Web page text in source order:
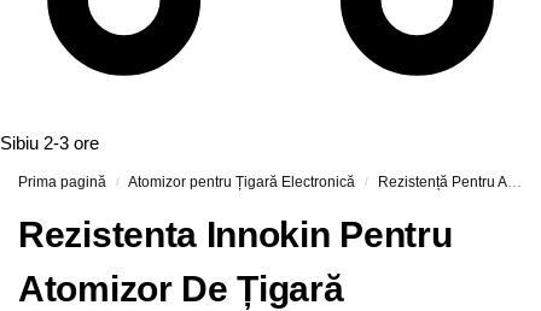
Sibiu 2-3 ore
Prima pagină / Atomizor pentru Țigară Electronică / Rezistență Pentru Atomizor De Țigară Electronică
Rezistenta Innokin Pentru
Atomizor De Țigară